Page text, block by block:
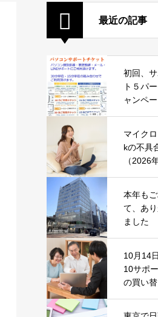
最近の記事
初回、
ト５パ
ャンペ
マイク
kの不具
（2026
本年も
て、あ
ました
10月14
10サポ
の買い替